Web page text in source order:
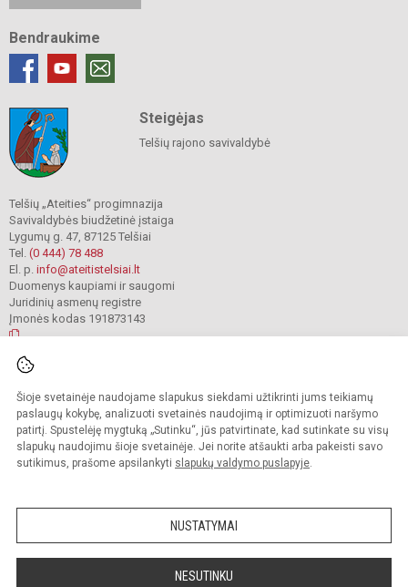
Šioje svetainėje naudojame slapukus siekdami užtikrinti jums teikiamų
paslaugų kokybę, analizuoti svetainės naudojimą ir optimizuoti naršymo
patirtį. Spustelėję mygtuką „Sutinku“, jūs patvirtinate, kad sutinkate su visų
slapukų naudojimu šioje svetainėje. Jei norite atšaukti arba pakeisti savo
sutikimus, prašome apsilankyti slapukų valdymo puslapyje.
NUSTATYMAI
NESUTINKU
Bendraukime
Steigėjas
Telšių rajono savivaldybė
Telšių „Ateities“ progimnazija
Savivaldybės biudžetinė įstaiga
Lygumų g. 47, 87125 Telšiai
Tel. (0 444) 78 488
El. p. info@ateitistelsiai.lt
Duomenys kaupiami ir saugomi
Juridinių asmenų registre
Įmonės kodas 191873143
Kopijuoti turinį be raštiško progimnazijos administracijos sutikimo griežtai
draudžiama.
Prieinamumo paraiška Slapukų valdymas
Sumanus būdas atnaujinti